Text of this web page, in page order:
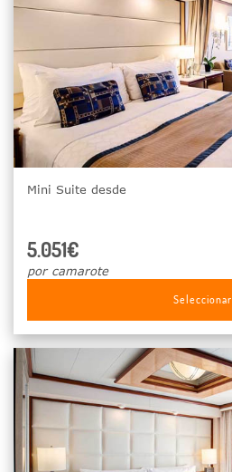
Mini Suite desde
5.051€
por camarote
Seleccionar